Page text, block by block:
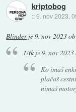
kriptobog
::9. nov 2023,
Blinderje9. nov 2023
Utkje9. nov
Ko imaš
plačaš
nimaš